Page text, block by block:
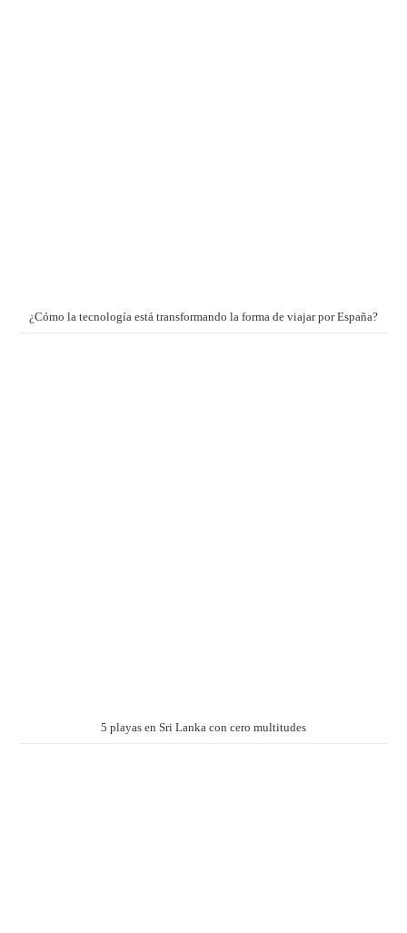
¿Cómo la tecnología está transformando la forma de viajar por España?
5 playas en Sri Lanka con cero multitudes